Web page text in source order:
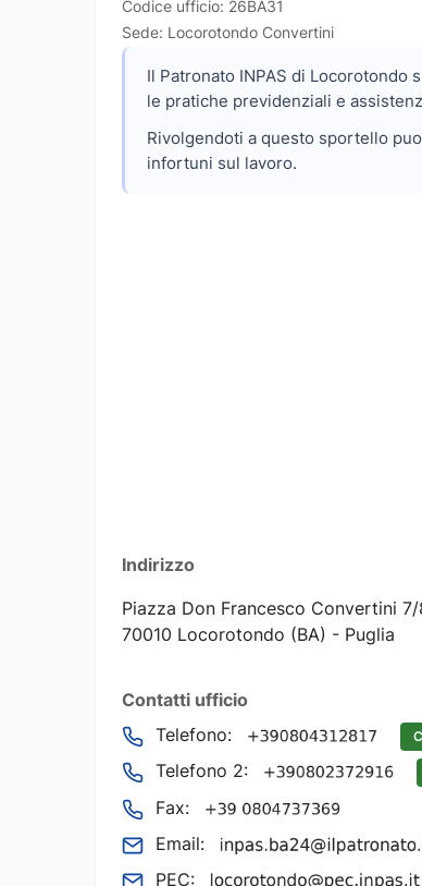
Codice ufficio: 26BA31
Sede: Locorotondo Convertini
Il Patronato INPAS di Locorotondo
le pratiche previdenziali e
Rivolgendoti a questo sportello
infortuni sul lavoro.
Indirizzo
Piazza Don Francesco Convertini
70010 Locorotondo (BA) - Puglia
Contatti ufficio
Telefono:
Telefono 2:
Fax:
Email:
PEC: